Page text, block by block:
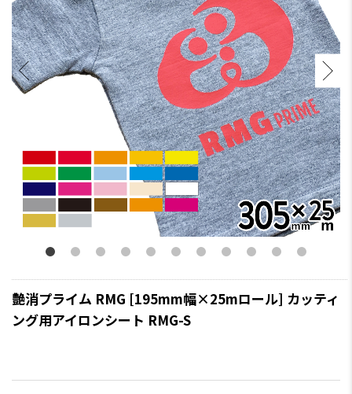
艶消プライム RMG [195mm幅×25mロール] カッティ
ング用アイロンシート RMG-S